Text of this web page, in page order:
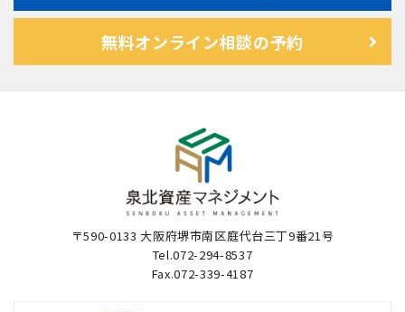
無料オンライン相談の予約
〒590-0133 大阪府堺市南区庭代台三丁9番21号
Tel.072-294-8537
Fax.072-339-4187